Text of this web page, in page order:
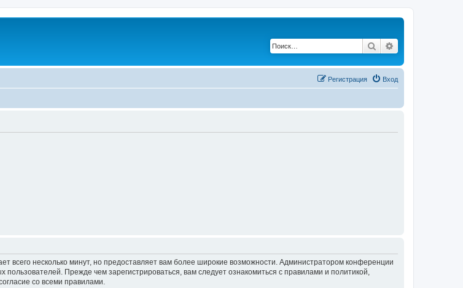
Поиск
Вход
Регистрация
всего несколько минут, но предоставляет вам более широкие возможности. Администратором конференции
Прежде чем зарегистрироваться, вам следует ознакомиться с правилами и политикой,
со всеми правилами.